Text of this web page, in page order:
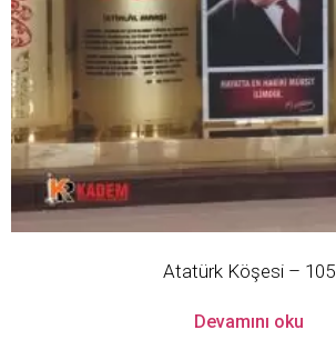
Atatürk Köşesi – 105
Devamını oku